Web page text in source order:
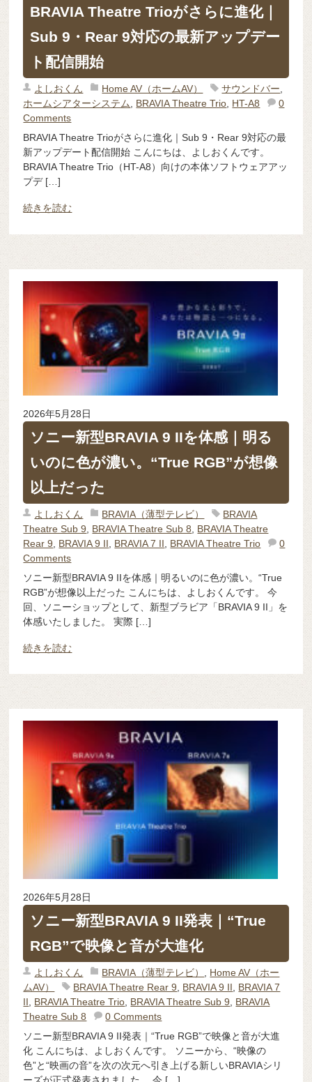
BRAVIA Theatre Trioがさらに進化｜
Sub 9・Rear 9対応の最新アップデー
ト配信開始
よしおくん Home AV（ホームAV） サウンドバー
ホームシアターシステム
BRAVIA Theatre Trio HT-A8
0
Comments
BRAVIA Theatre Trioがさらに進化｜Sub 9・Rear 9対応の最
新アップデート配信開始 こんにちは、よしおくんです。
BRAVIA Theatre Trio（HT-A8）向けの本体ソフトウェアアッ
プデ […]
続きを読む
2026年5月28日
ソニー新型BRAVIA 9 IIを体感｜明る
いのに色が濃い。“True RGB”が想像
以上だった
よしおくん BRAVIA（薄型テレビ）
BRAVIA
Theatre Sub 9
BRAVIA Theatre Sub 8
BRAVIA Theatre
Rear 9
BRAVIA 9 II BRAVIA 7 II BRAVIA Theatre Trio
0
Comments
ソニー新型BRAVIA 9 IIを体感｜明るいのに色が濃い。“True
RGB”が想像以上だった こんにちは、よしおくんです。 今
回、ソニーショップとして、新型ブラビア「BRAVIA 9 II」を
体感いたしました。 実際 […]
続きを読む
2026年5月28日
ソニー新型BRAVIA 9 II発表｜“True
RGB”で映像と音が大進化
よしおくん BRAVIA（薄型テレビ）
Home AV（ホー
ムAV）
BRAVIA Theatre Rear 9 BRAVIA 9 II
BRAVIA 7
II
BRAVIA Theatre Trio BRAVIA Theatre Sub 9
BRAVIA
Theatre Sub 8
0 Comments
ソニー新型BRAVIA 9 II発表｜“True RGB”で映像と音が大進
化 こんにちは、よしおくんです。 ソニーから、“映像の
色”と“映画の音”を次の次元へ引き上げる新しいBRAVIAシリ
ーズが正式発表されました。 今 […]